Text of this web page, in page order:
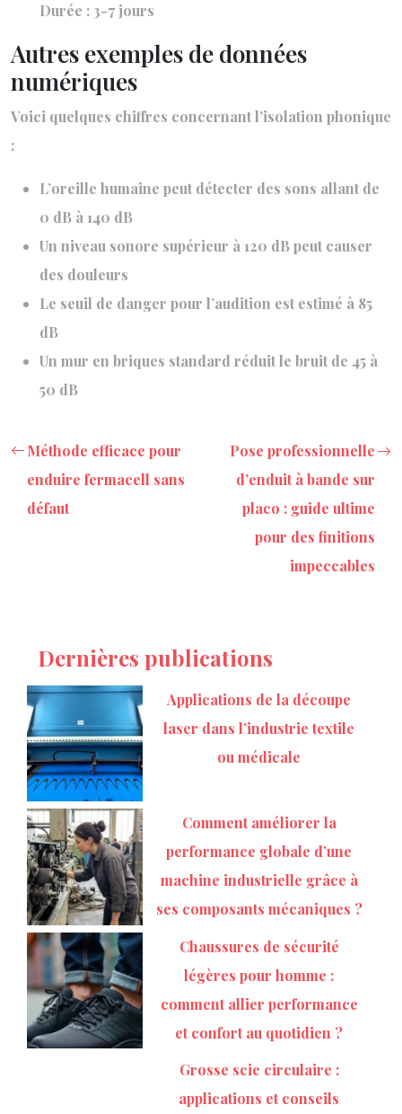
Durée : 3-7 jours
Autres exemples de données
numériques
Voici quelques chiffres concernant l’isolation phonique
:
L’oreille humaine peut détecter des sons allant de
0 dB à 140 dB
Un niveau sonore supérieur à 120 dB peut causer
des douleurs
Le seuil de danger pour l’audition est estimé à 85
dB
Un mur en briques standard réduit le bruit de 45 à
50 dB
Méthode efficace pour
enduire fermacell sans
défaut
Pose professionnelle
d’enduit à bande sur
placo : guide ultime
pour des finitions
impeccables
Dernières publications
Applications de la découpe
laser dans l’industrie textile
ou médicale
Comment améliorer la
performance globale d’une
machine industrielle grâce à
ses composants mécaniques ?
Chaussures de sécurité
légères pour homme :
comment allier performance
et confort au quotidien ?
Grosse scie circulaire :
applications et conseils